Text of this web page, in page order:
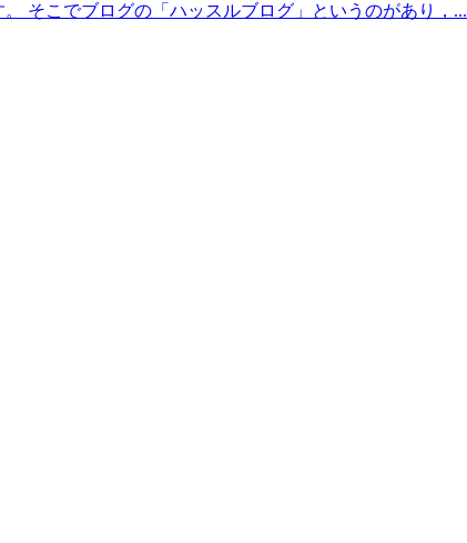
そこでブログの「ハッスルブログ」というのがあり，...